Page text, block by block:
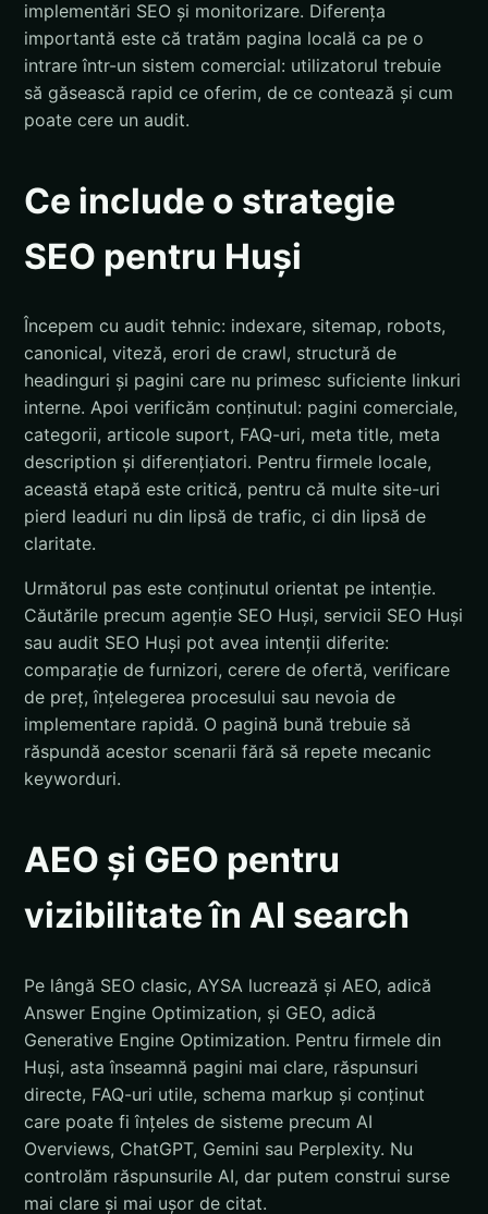
implementări SEO și monitorizare. Diferența
importantă este că tratăm pagina locală ca pe o
intrare într-un sistem comercial: utilizatorul trebuie
să găsească rapid ce oferim, de ce contează și cum
poate cere un audit.
Ce include o strategie
SEO pentru Huși
Începem cu audit tehnic: indexare, sitemap, robots,
canonical, viteză, erori de crawl, structură de
headinguri și pagini care nu primesc suficiente linkuri
interne. Apoi verificăm conținutul: pagini comerciale,
categorii, articole suport, FAQ-uri, meta title, meta
description și diferențiatori. Pentru firmele locale,
această etapă este critică, pentru că multe site-uri
pierd leaduri nu din lipsă de trafic, ci din lipsă de
claritate.
Următorul pas este conținutul orientat pe intenție.
Căutările precum agenție SEO Huși, servicii SEO Huși
sau audit SEO Huși pot avea intenții diferite:
comparație de furnizori, cerere de ofertă, verificare
de preț, înțelegerea procesului sau nevoia de
implementare rapidă. O pagină bună trebuie să
răspundă acestor scenarii fără să repete mecanic
keyworduri.
AEO și GEO pentru
vizibilitate în AI search
Pe lângă SEO clasic, AYSA lucrează și AEO, adică
Answer Engine Optimization, și GEO, adică
Generative Engine Optimization. Pentru firmele din
Huși, asta înseamnă pagini mai clare, răspunsuri
directe, FAQ-uri utile, schema markup și conținut
care poate fi înțeles de sisteme precum AI
Overviews, ChatGPT, Gemini sau Perplexity. Nu
controlăm răspunsurile AI, dar putem construi surse
mai clare și mai ușor de citat.